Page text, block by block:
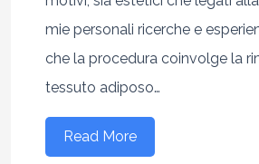
mie personali ricerche e
che la procedura coinvolge la
tessuto adiposo…
Read More